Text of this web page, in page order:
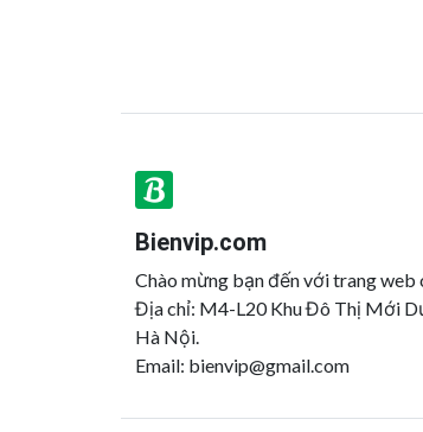
Bienvip.com
Chào mừng bạn đến với trang web
Địa chỉ: M4-L20 Khu Đô Thị Mới
Hà Nội.
Email: bienvip@gmail.com